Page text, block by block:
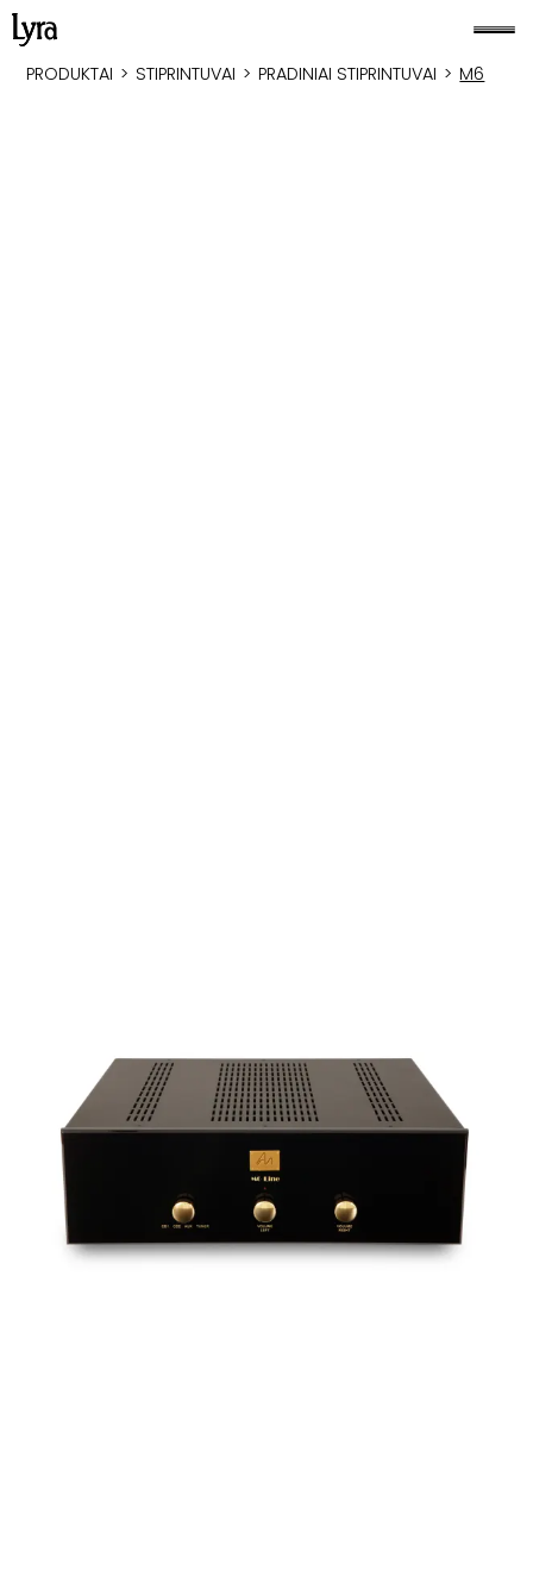
PRODUKTAI > STIPRINTUVAI > PRADINIAI STIPRINTUVAI > M6